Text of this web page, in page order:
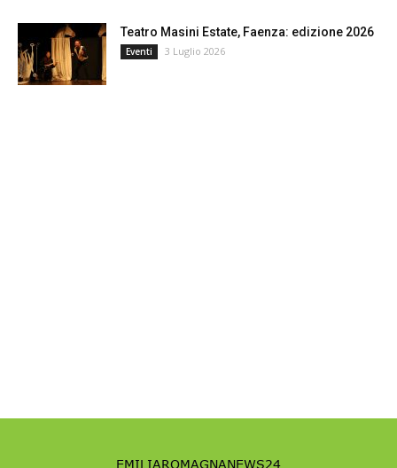
Teatro Masini Estate, Faenza: edizione 2026
Eventi 3 Luglio 2026